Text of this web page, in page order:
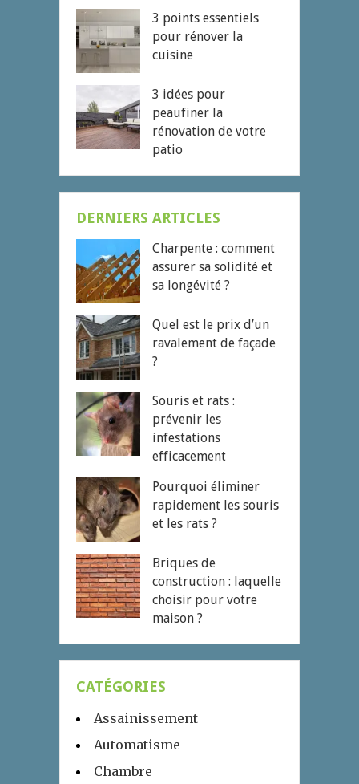
3 points essentiels
pour rénover la
cuisine
3 idées pour
peaufiner la
rénovation de votre
patio
DERNIERS ARTICLES
Charpente : comment
assurer sa solidité et
sa longévité ?
Quel est le prix d’un
ravalement de façade
?
Souris et rats :
prévenir les
infestations
efficacement
Pourquoi éliminer
rapidement les souris
et les rats ?
Briques de
construction : laquelle
choisir pour votre
maison ?
CATÉGORIES
Assainissement
Automatisme
Chambre